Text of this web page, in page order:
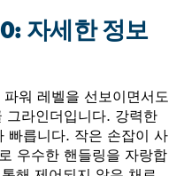
자세한 정보
워 레벨을 선보이면서도
그라인더입니다. 강력한
빠릅니다. 작은 손잡이 사
우수한 핸들링을 자랑합